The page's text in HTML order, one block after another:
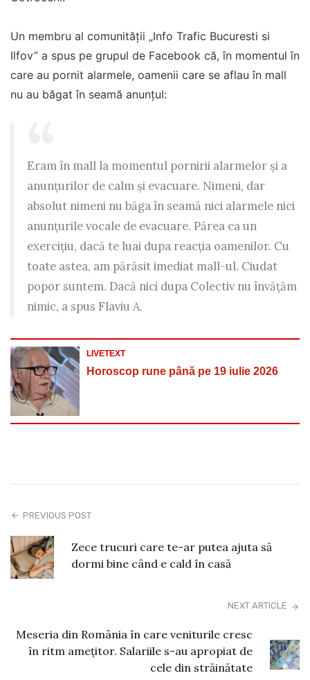
Un membru al comunității „Info Trafic Bucuresti si
Ilfov” a spus pe grupul de Facebook că, în momentul în
care au pornit alarmele, oamenii care se aflau în mall
nu au băgat în seamă anunțul:
Eram în mall la momentul pornirii alarmelor și a
anunțurilor de calm și evacuare. Nimeni, dar
absolut nimeni nu băga în seamă nici alarmele nici
anunțurile vocale de evacuare. Părea ca un
exercițiu, dacă te luai dupa reacția oamenilor. Cu
toate astea, am părăsit imediat mall-ul. Ciudat
popor suntem. Dacă nici dupa Colectiv nu învățăm
nimic, a spus Flaviu A.
LIVETEXT
Horoscop rune până pe 19 iulie 2026
PREVIOUS POST
Zece trucuri care te-ar putea ajuta să
dormi bine când e cald în casă
NEXT ARTICLE
Meseria din România în care veniturile cresc
în ritm amețitor. Salariile s-au apropiat de
cele din străinătate